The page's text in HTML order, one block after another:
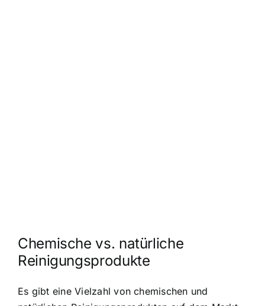
Chemische vs. natürliche
Reinigungsprodukte
Es gibt eine Vielzahl von chemischen und